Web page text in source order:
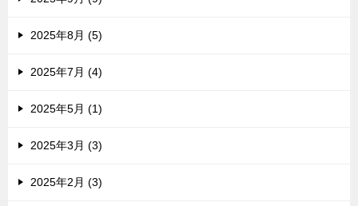
2025年8月 (5)
2025年7月 (4)
2025年5月 (1)
2025年3月 (3)
2025年2月 (3)